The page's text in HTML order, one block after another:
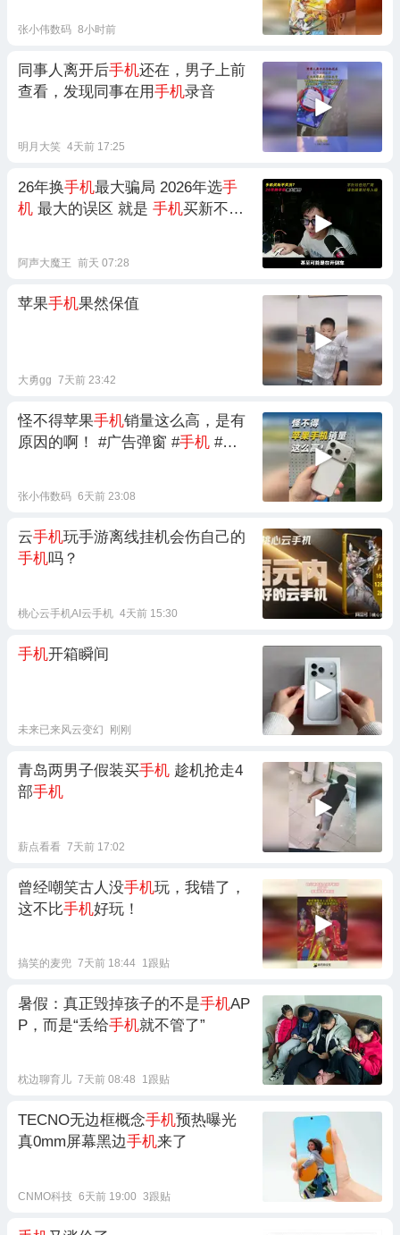
张小伟数码 8小时前
同事人离开后手机还在，男子上前
查看，发现同事在用手机录音
明月大笑 4天前 17:25
26年换手机最大骗局 2026年选手
机 最大的误区 就是 手机买新不买
阿声大魔王 前天 07:28
苹果手机果然保值
大勇gg 7天前 23:42
怪不得苹果手机销量这么高，是有
原因的啊！ #广告弹窗 #手机 #垃
张小伟数码 6天前 23:08
云手机玩手游离线挂机会伤自己的
手机吗？
桃心云手机AI云手机 4天前 15:30
手机开箱瞬间
未来已来风云变幻 刚刚
青岛两男子假装买手机 趁机抢走4
部手机
薪点看看 7天前 17:02
曾经嘲笑古人没手机玩，我错了，
这不比手机好玩！
搞笑的麦兜 7天前 18:44 1跟贴
暑假：真正毁掉孩子的不是手机AP
P，而是“丢给手机就不管了”
枕边聊育儿 7天前 08:48 1跟贴
TECNO无边框概念手机预热曝光
真0mm屏幕黑边手机来了
CNMO科技 6天前 19:00 3跟贴